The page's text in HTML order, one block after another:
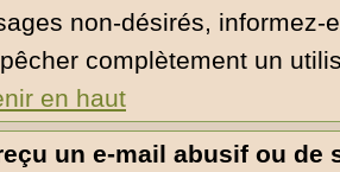
non-désirés, informez-
complètement un
en haut
un e-mail abusif ou de